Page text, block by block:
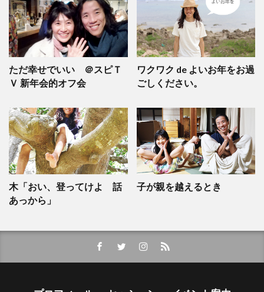
ただ幸せでいい ＠スピＴ
Ｖ 新年会的オフ会
ワクワク de よいお年をお過
ごしください。
木「おい、登ってけよ 話
あっから」
子が親を越えるとき